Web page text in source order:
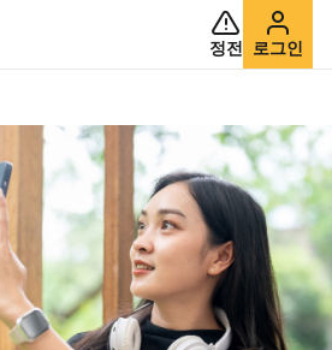
정전 로그인